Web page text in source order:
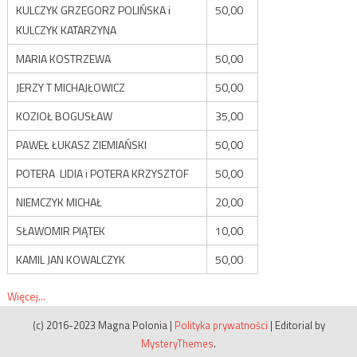
KULCZYK GRZEGORZ POLIŃSKA i
KULCZYK KATARZYNA
50,00
MARIA KOSTRZEWA
50,00
JERZY T MICHAJŁOWICZ
50,00
KOZIOŁ BOGUSŁAW
35,00
PAWEŁ ŁUKASZ ZIEMIAŃSKI
50,00
POTERA LIDIA i POTERA KRZYSZTOF
50,00
NIEMCZYK MICHAŁ
20,00
SŁAWOMIR PIĄTEK
10,00
KAMIL JAN KOWALCZYK
50,00
Więcej...
(c) 2016-2023 Magna Polonia | Polityka prywatności | Editorial by
MysteryThemes.